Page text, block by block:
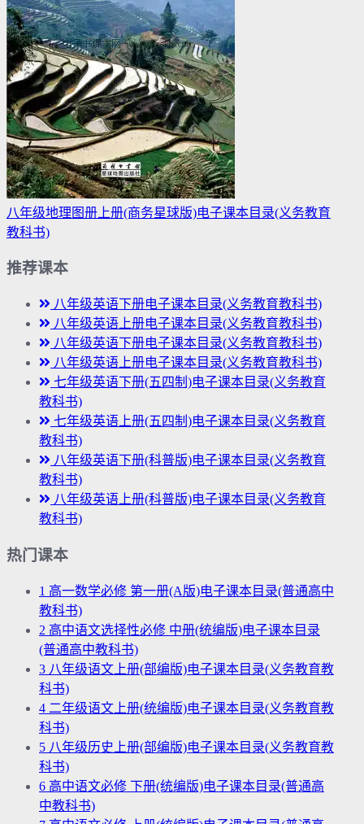
八年级地理图册上册(商务星球版)电子课本目录(义务教育
教科书)
推荐课本
八年级英语下册电子课本目录(义务教育教科书)
八年级英语上册电子课本目录(义务教育教科书)
八年级英语下册电子课本目录(义务教育教科书)
八年级英语上册电子课本目录(义务教育教科书)
七年级英语下册(五四制)电子课本目录(义务教育
教科书)
七年级英语上册(五四制)电子课本目录(义务教育
教科书)
八年级英语下册(科普版)电子课本目录(义务教育
教科书)
八年级英语上册(科普版)电子课本目录(义务教育
教科书)
热门课本
1 高一数学必修 第一册(A版)电子课本目录(普通高中
教科书)
2 高中语文选择性必修 中册(统编版)电子课本目录
(普通高中教科书)
3 八年级语文上册(部编版)电子课本目录(义务教育教
科书)
4 二年级语文上册(统编版)电子课本目录(义务教育教
科书)
5 八年级历史上册(部编版)电子课本目录(义务教育教
科书)
6 高中语文必修 下册(统编版)电子课本目录(普通高
中教科书)